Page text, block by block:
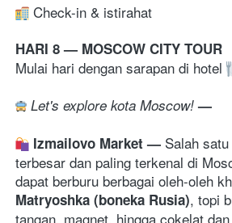
Check-in & istirahat
HARI 8 — MOSCOW CITY TOUR
Mulai hari dengan sarapan di hotel
Let's explore kota Moscow! —
Izmailovo Market — Salah
terbesar dan paling terkenal di
Matryoshka (boneka Rusia), topi
tangan, magnet, hingga cokelat